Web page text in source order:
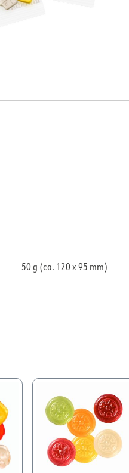
50 g (ca. 120 x 95 mm)